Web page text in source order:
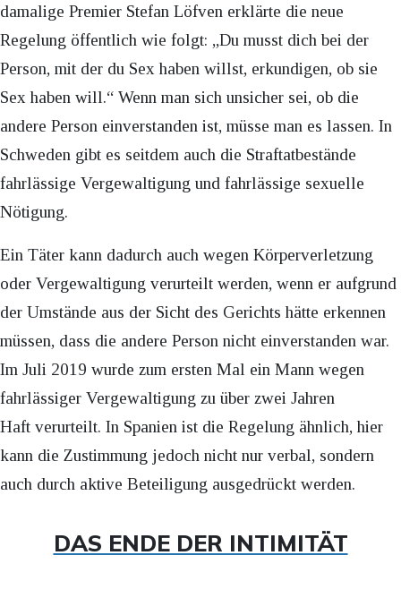
damalige Premier Stefan Löfven erklärte die neue
Regelung öffentlich wie folgt: „Du musst dich bei der
Person, mit der du Sex haben willst, erkundigen, ob sie
Sex haben will.“ Wenn man sich unsicher sei, ob die
andere Person einverstanden ist, müsse man es lassen. In
Schweden gibt es seitdem auch die Straftatbestände
fahrlässige Vergewaltigung und fahrlässige sexuelle
Nötigung.
Ein Täter kann dadurch auch wegen Körperverletzung
oder Vergewaltigung verurteilt werden, wenn er aufgrund
der Umstände aus der Sicht des Gerichts hätte erkennen
müssen, dass die andere Person nicht einverstanden war.
Im Juli 2019 wurde zum ersten Mal ein Mann wegen
fahrlässiger Vergewaltigung zu über zwei Jahren
Haft verurteilt. In Spanien ist die Regelung ähnlich, hier
kann die Zustimmung jedoch nicht nur verbal, sondern
auch durch aktive Beteiligung ausgedrückt werden.
DAS ENDE DER INTIMITÄT